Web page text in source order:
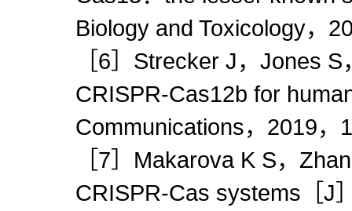
Biology and Toxicology，
［6］Strecker J，Jones
CRISPR-Cas12b for
Communications，2019，
［7］Makarova K S，
CRISPR-Cas systems［J